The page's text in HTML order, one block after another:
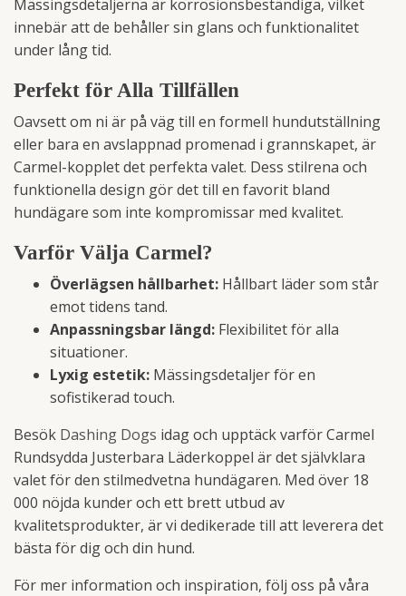
Mässingsdetaljerna är korrosionsbeständiga, vilket
innebär att de behåller sin glans och funktionalitet
under lång tid.
Perfekt för Alla Tillfällen
Oavsett om ni är på väg till en formell hundutställning
eller bara en avslappnad promenad i grannskapet, är
Carmel-kopplet det perfekta valet. Dess stilrena och
funktionella design gör det till en favorit bland
hundägare som inte kompromissar med kvalitet.
Varför Välja Carmel?
Överlägsen hållbarhet: Hållbart läder som står
emot tidens tand.
Anpassningsbar längd: Flexibilitet för alla
situationer.
Lyxig estetik: Mässingsdetaljer för en
sofistikerad touch.
Besök Dashing Dogs idag och upptäck varför Carmel
Rundsydda Justerbara Läderkoppel är det självklara
valet för den stilmedvetna hundägaren. Med över 18
000 nöjda kunder och ett brett utbud av
kvalitetsprodukter, är vi dedikerade till att leverera det
bästa för dig och din hund.
För mer information och inspiration, följ oss på våra